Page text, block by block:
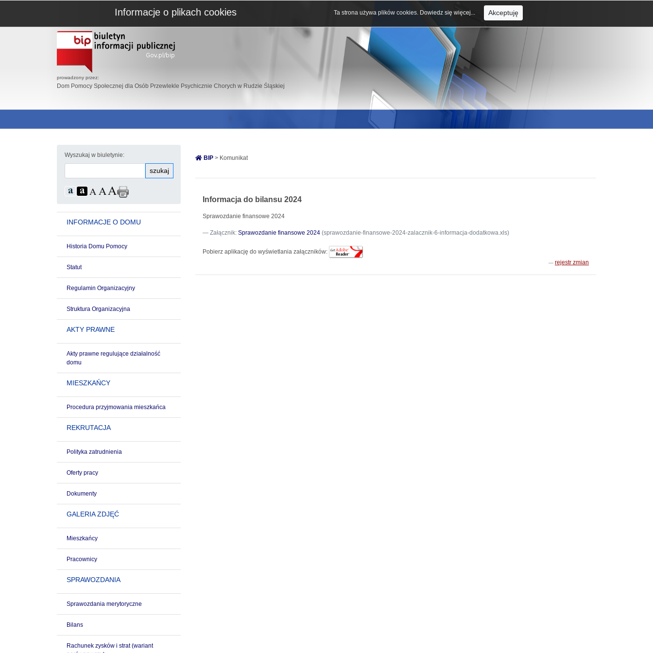
prowadzony przez:
Dom Pomocy Społecznej dla Osób Przewlekle Psychicznie Chorych w Rudzie Śląskiej
Wyszukaj w biuletynie:
szukaj
INFORMACJE O DOMU
Historia Domu Pomocy
Statut
Regulamin Organizacyjny
Struktura Organizacyjna
AKTY PRAWNE
Akty prawne regulujące działalność
domu
MIESZKAŃCY
Procedura przyjmowania mieszkańca
REKRUTACJA
Polityka zatrudnienia
Oferty pracy
Dokumenty
GALERIA ZDJĘĆ
Mieszkańcy
Pracownicy
SPRAWOZDANIA
Sprawozdania merytoryczne
Bilans
Rachunek zysków i strat (wariant
BIP > Komunikat
Informacja do bilansu 2024
Sprawozdanie finansowe 2024
Załącznik: Sprawozdanie finansowe 2024 (sprawozdanie-finansowe-2024-zalacznik-6-informacja-dodatkowa.xls)
Pobierz aplikację do wyświetlania załączników:
rejestr zmian
Informacje o plikach cookies Ta strona używa plików cookies. Dowiedz się więcej... Akceptuję